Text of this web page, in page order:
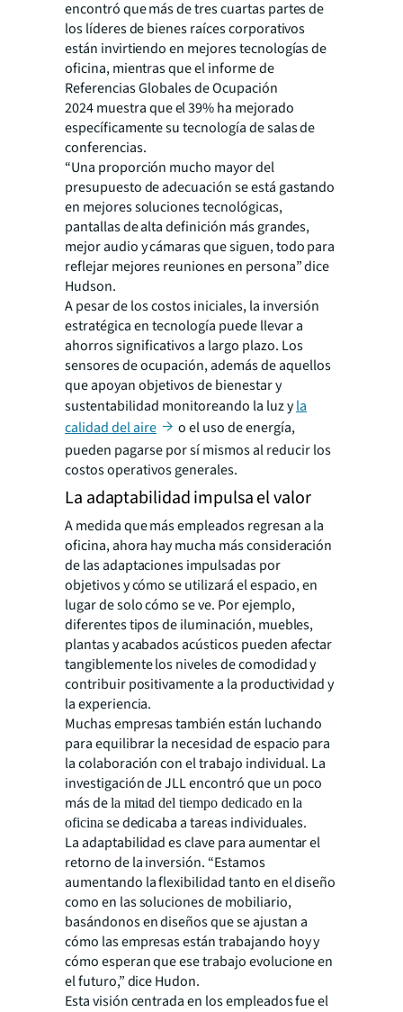
encontró que más de tres cuartas partes de
los líderes de bienes raíces corporativos
están invirtiendo en mejores tecnologías de
oficina, mientras que elinforme de
Referencias Globales de Ocupación
2024muestra que el 39% ha mejorado
específicamente su tecnología de salas de
conferencias.
“Una proporción mucho mayor del
presupuesto de adecuación se está gastando
en mejores soluciones tecnológicas,
pantallas de alta definición más grandes,
mejor audio y cámaras que siguen, todo para
reflejar mejores reuniones en persona” dice
Hudson.
A pesar de los costos iniciales, la inversión
estratégica en tecnología puede llevar a
ahorros significativos a largo plazo. Los
sensores de ocupación, además de aquellos
que apoyan objetivos de bienestar y
sustentabilidad monitoreando la luz yla
calidad del aire
o el uso de energía,
pueden pagarse por sí mismos al reducir los
costos operativos generales.
La adaptabilidad impulsa el valor
A medida que más empleados regresan a la
oficina, ahora hay mucha más consideración
de las adaptaciones impulsadas por
objetivos y cómo se utilizará el espacio, en
lugar de solo cómo se ve. Por ejemplo,
diferentes tipos de iluminación, muebles,
plantas y acabados acústicos pueden afectar
tangiblemente los niveles de comodidad y
contribuir positivamente a la productividad y
la experiencia.
Muchas empresas también están luchando
para equilibrar la necesidad de espacio para
la colaboración con el trabajo individual. La
investigación de JLL encontró que un poco
más dela mitad del tiempo dedicado en la
oficinase dedicaba a tareas individuales.
La adaptabilidad es clave para aumentar el
retorno de la inversión. “Estamos
aumentando la flexibilidad tanto en el diseño
como en las soluciones de mobiliario,
basándonos en diseños que se ajustan a
cómo las empresas están trabajando hoy y
cómo esperan que ese trabajo evolucione en
el futuro,” dice Hudon.
Esta visión centrada en los empleados fue el